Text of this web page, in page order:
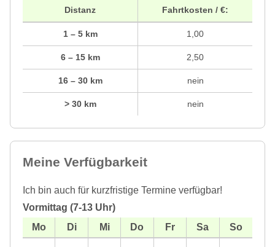
Distanz
1 – 5 km
6 – 15 km
16 – 30 km
> 30 km
Fahrtkosten / €:
1,00
2,50
nein
nein
Meine Verfügbarkeit
Ich bin auch für kurzfristige Termine verfügbar!
Vormittag (7-13 Uhr)